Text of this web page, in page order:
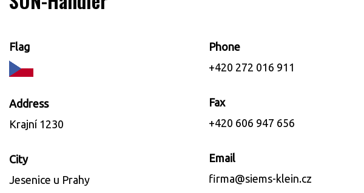
Flag
Address
Krajní 1230
City
Jesenice u Prahy
Phone
+420 272 016 911
Fax
+420 606 947 656
Email
firma@siems-klein.cz